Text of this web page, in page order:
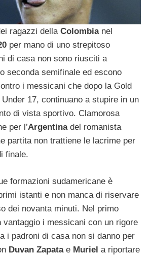
ragazzi della Colombianel
per mano di uno strepitoso
di casa non sono riusciti a
seconda semifinale ed escono
i messicani che dopo la Gold
17, continuano a stupire in un
di vista sportivo. Clamorosa
per l’Argentinadel romanista
partita non trattiene le lacrime per
finale.
formazioni sudamericane è
istanti e non manca di riservare
dei novanta minuti. Nel primo
vantaggio i messicani con un rigore
i padroni di casa non si danno per
Duvan Zapata e Muriel a riportare